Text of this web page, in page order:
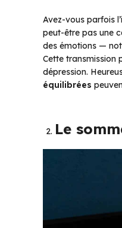
Avez-vous parfois
peut-être pas une
des émotions —
Cette transmission
dépression.
équilibrées
Le